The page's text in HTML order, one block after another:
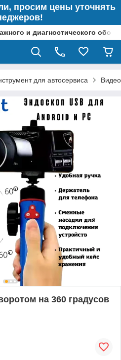
просим цены уточнять
и диагностического
для автосервиса
на 360 градусов